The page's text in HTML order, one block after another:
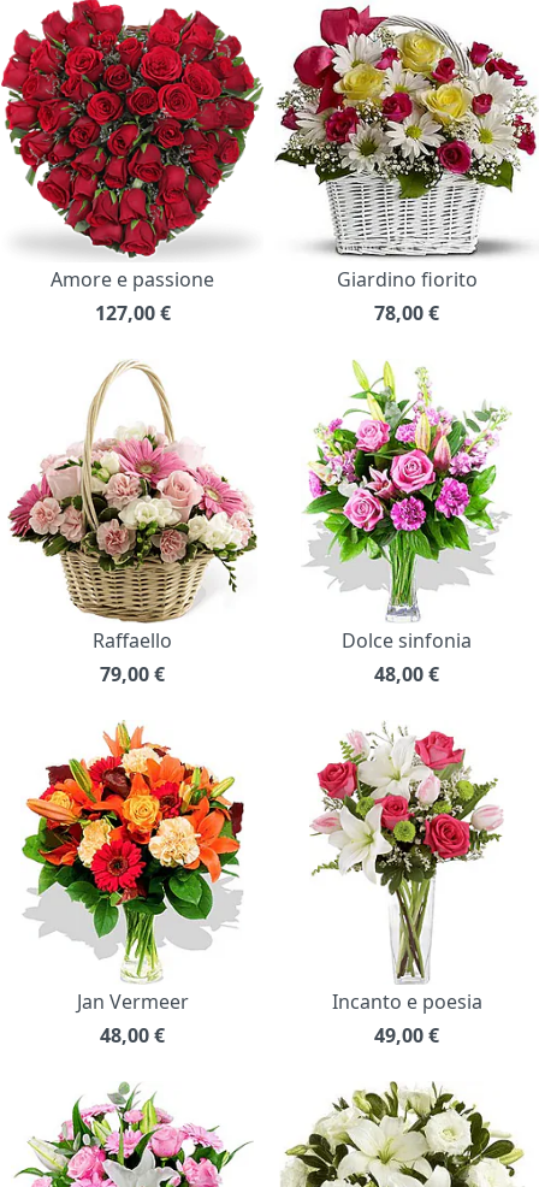
Amore e passione
127,00 €
Giardino fiorito
78,00€
Raffaello
79,00€
Dolce sinfonia
48,00€
Jan Vermeer
48,00€
Incanto e poesia
49,00€